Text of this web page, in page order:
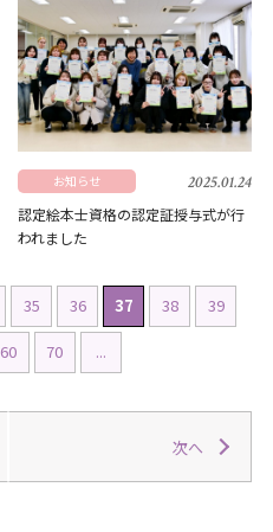
お知らせ 2025.01.24
認定絵本士資格の認定証授与式が行
われました
35 36 37 38 39
60 70 ...
次へ